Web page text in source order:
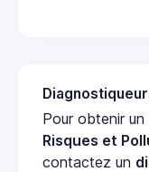
Pour obtenir un
Risques et
contactez un